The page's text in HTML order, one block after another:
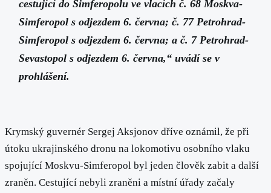
cestující do Simferopolu ve vlacích č. 68 Moskva-
Simferopol s odjezdem 6. června; č. 77 Petrohrad-
Simferopol s odjezdem 6. června; a č. 7 Petrohrad-
Sevastopol s odjezdem 6. června,“ uvádí se v
prohlášení.
Krymský guvernér Sergej Aksjonov dříve oznámil, že při
útoku ukrajinského dronu na lokomotivu osobního vlaku
spojující Moskvu-Simferopol byl jeden člověk zabit a další
zraněn. Cestující nebyli zraněni a místní úřady začaly